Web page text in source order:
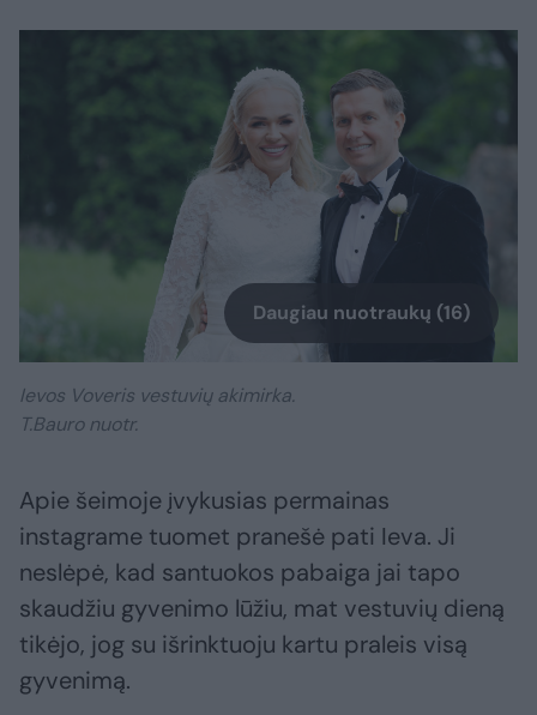
Daugiau nuotraukų (16)
Ievos Voveris vestuvių akimirka.
T.Bauro nuotr.
Apie šeimoje įvykusias permainas
instagrame tuomet pranešė pati Ieva. Ji
neslėpė, kad santuokos pabaiga jai tapo
skaudžiu gyvenimo lūžiu, mat vestuvių dieną
tikėjo, jog su išrinktuoju kartu praleis visą
gyvenimą.